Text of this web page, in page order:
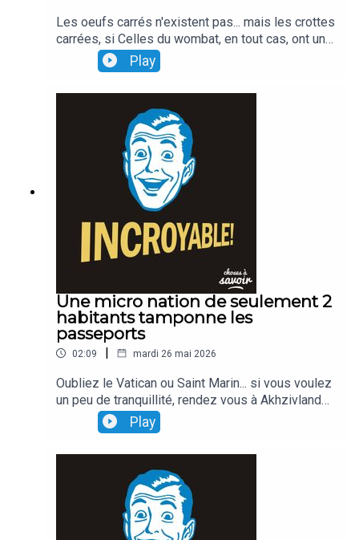
Les oeufs carrés n'existent pas... mais les crottes
carrées, si Celles du wombat, en tout cas, ont une
forme cubique Une curiosité qui s'explique par le
fonctionnement du système digestif de l'animal.
Play
Une micro nation de seulement 2
habitants tamponne les
passeports
02:09 | mardi 26 mai 2026
Oubliez le Vatican ou Saint Marin... si vous voulez
un peu de tranquillité, rendez vous à Akhzivland
Ce lopin de terre situé entre Israël et le Liban... n'a
longtemps comporté que deux petits habitants...
Play